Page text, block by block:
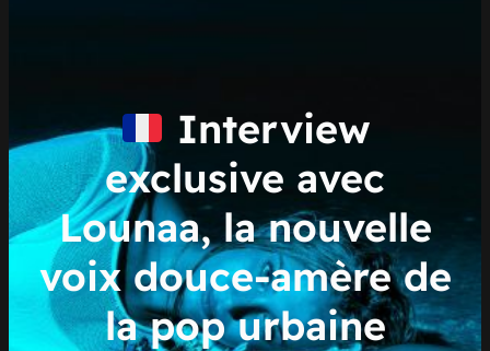
Interview
exclusive avec
Lounaa, la nouvelle
voix douce-amère de
la pop urbaine